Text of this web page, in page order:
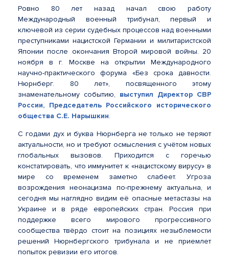
Ровно 80 лет назад начал свою работу
Международный военный трибунал, первый и
ключевой из серии судебных процессов над военными
преступниками нацистской Германии и милитаристской
Японии после окончания Второй мировой войны. 20
ноября в г. Москве на открытии Международного
научно-практического форума «Без срока давности.
Нюрнберг. 80 лет», посвященного этому
знаменательному событию, выступил Директор СВР
России, Председатель Российского исторического
общества С.Е. Нарышкин.
С годами дух и буква Нюрнберга не только не теряют
актуальности, но и требуют осмысления с учётом новых
глобальных вызовов. Приходится с горечью
констатировать, что иммунитет к «нацистскому вирусу» в
мире со временем заметно слабеет. Угроза
возрождения неонацизма по-прежнему актуальна, и
сегодня мы наглядно видим её опасные метастазы на
Украине и в ряде европейских стран. Россия при
поддержке всего мирового прогрессивного
сообщества твёрдо стоит на позициях незыблемости
решений Нюрнбергского трибунала и не приемлет
попыток ревизии его итогов.